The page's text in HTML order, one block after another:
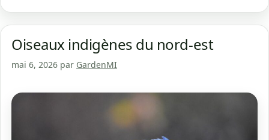
Oiseaux indigènes du nord-est
mai 6, 2026 par GardenMI